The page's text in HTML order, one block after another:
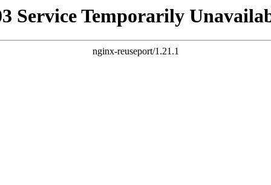
Service Temporarily
nginx-reuseport/1.21.1